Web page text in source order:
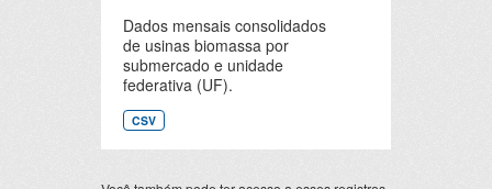
Dados mensais consolidados
de usinas biomassa por
submercado e unidade
federativa (UF).
CSV